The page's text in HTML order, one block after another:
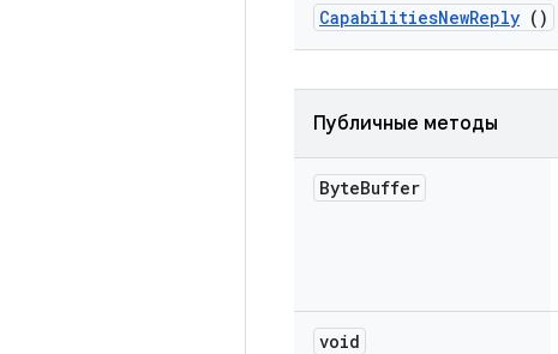
CapabilitiesNewReply ()
Публичные методы
ByteBuffer
void